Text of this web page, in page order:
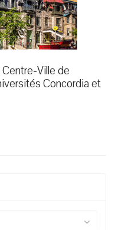
Ville de
Concordia et